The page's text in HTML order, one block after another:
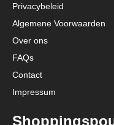
Privacybeleid
Algemene Voorwaarden
Over ons
FAQs
Contact
Impressum